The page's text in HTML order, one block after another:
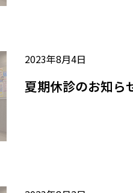
2023年8月4日
夏期休診のお知ら